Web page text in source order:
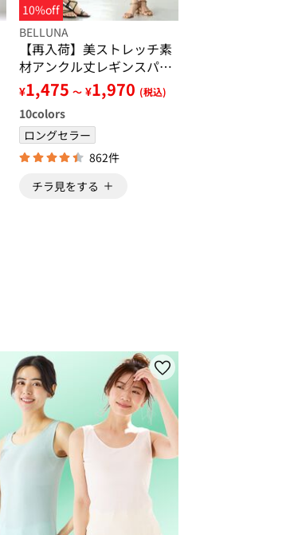
10%off
BELLUNA
【再入荷】美ストレッチ素
材アンクル丈レギンスパン
ツ
¥1,475 ～ ¥1,970 (税込)
10colors
ロングセラー
862件
チラ見をする